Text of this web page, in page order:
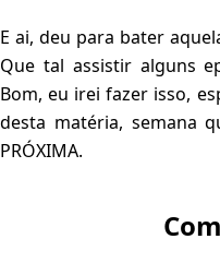
E ai, deu para bater
Que tal assistir alguns
Bom, eu irei fazer isso,
desta matéria, semana
PRÓXIMA.